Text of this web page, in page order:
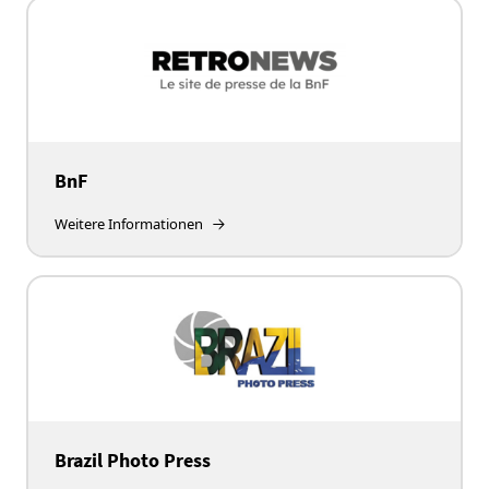
BnF
Weitere Informationen
Brazil Photo Press